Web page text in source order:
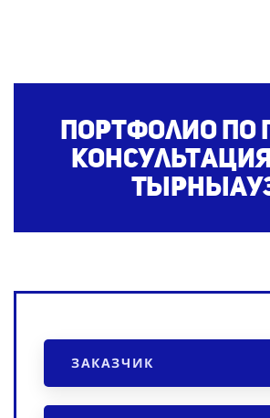
Портфолио по
ЗАКАЗЧИК